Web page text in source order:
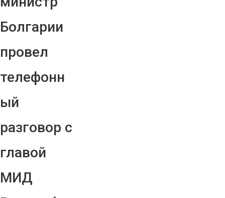
Болгарии
провел
телефонн
ый
разговор с
главой
МИД